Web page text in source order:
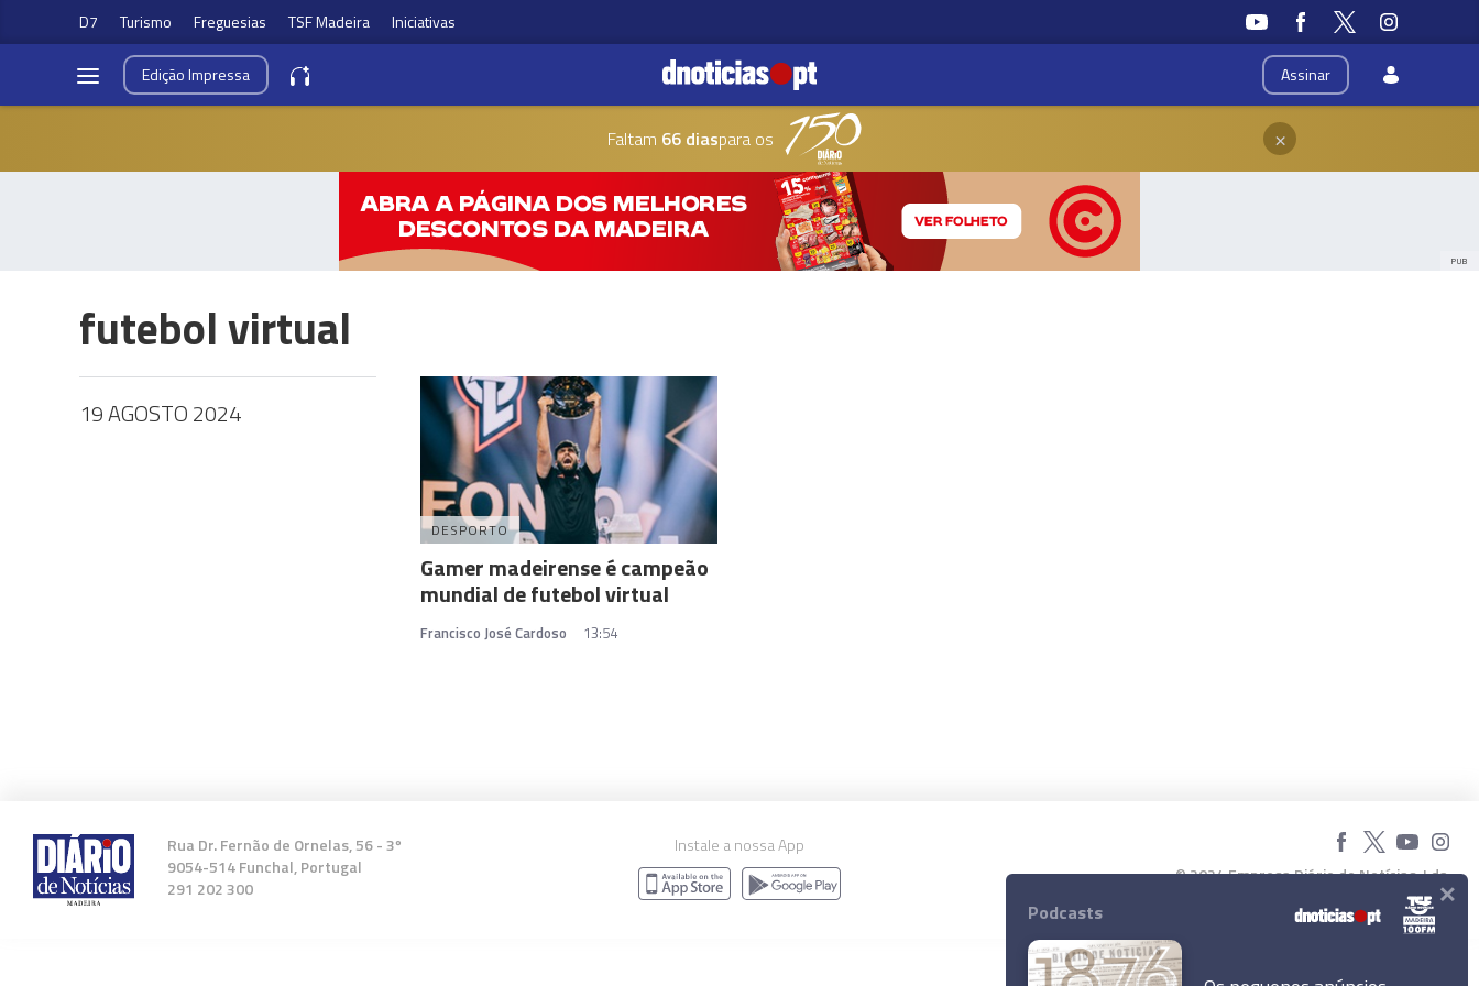
D7 Turismo Freguesias TSF Madeira Iniciativas
Assinar
EdiçãoImpressa
Faltam 66 diaspara os ×
PUB
futebol virtual
19 AGOSTO 2024
DESPORTO
Gamer madeirense é campeão
mundial de futebol virtual
Francisco José Cardoso 13:54
Rua Dr. Fernão de Ornelas, 56 - 3º
9054-514 Funchal, Portugal
291 202 300
Instale a nossa App
© 2024 Empresa Diário de Notícias, Lda.
Todos os direitos reservados.
Podcasts ×